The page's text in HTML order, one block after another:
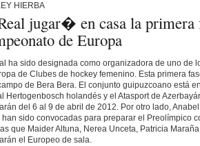
HIERBA
jugar� en casa la primera
de Europa
ha sido designada como organizadora de uno de
de Clubes de hockey femenino. Esta primera
de Bera Bera. El conjunto guipuzcoano está
Hertogenbosch holandés y el Atasport de
del 6 al 9 de abril de 2012. Por otro lado,
han sido convocadas para preparar el Preolímpico
que Maider Altuna, Nerea Unceta, Patricia
el Europeo de sala.